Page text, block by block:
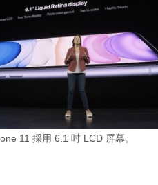
11 採用 6.1 吋 LCD 屏幕。